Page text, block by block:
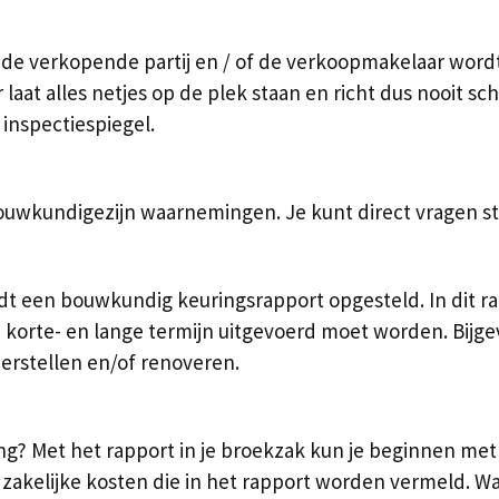
verkopende partij en / of de verkoopmakelaar
alles netjes op de plek staan en richt dus nooit
waarnemingen. Je kunt direct vragen
een bouwkundig keuringsrapport opgesteld. In dit
en lange termijn uitgevoerd moet worden.
en/of renoveren.
Met het rapport in je broekzak kun je beginnen
kosten die in het rapport worden vermeld.